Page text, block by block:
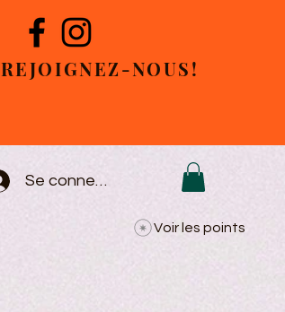
REJOIGNEZ-NOUS!
Se connecter
Voir les points